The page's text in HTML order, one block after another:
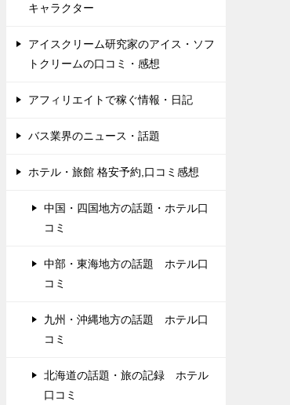
キャラクター
アイスクリーム研究家のアイス・ソフ
トクリームの口コミ・感想
アフィリエイトで稼ぐ情報・日記
バス業界のニュース・話題
ホテル・旅館 格安予約,口コミ感想
中国・四国地方の話題・ホテル口
コミ
中部・東海地方の話題 ホテル口
コミ
九州・沖縄地方の話題 ホテル口
コミ
北海道の話題・旅の記録 ホテル
口コミ